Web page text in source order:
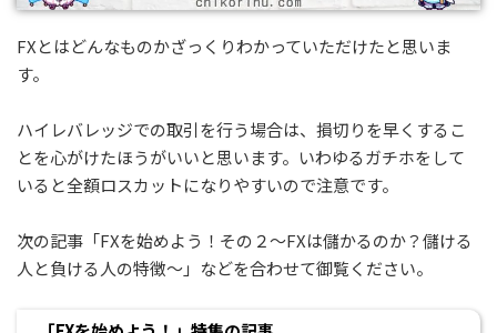
FXとはどんなものかざっくりわかっていただけたと思いま
す。
ハイレバレッジでの取引を行う場合は、損切りを早くするこ
とを心がけたほうがいいと思います。いわゆるガチホをして
いると全額ロスカットになりやすいので注意です。
次の記事「FXを始めよう！その２～FXは儲かるのか？儲ける
人と負ける人の特徴～」などを合わせて御覧ください。